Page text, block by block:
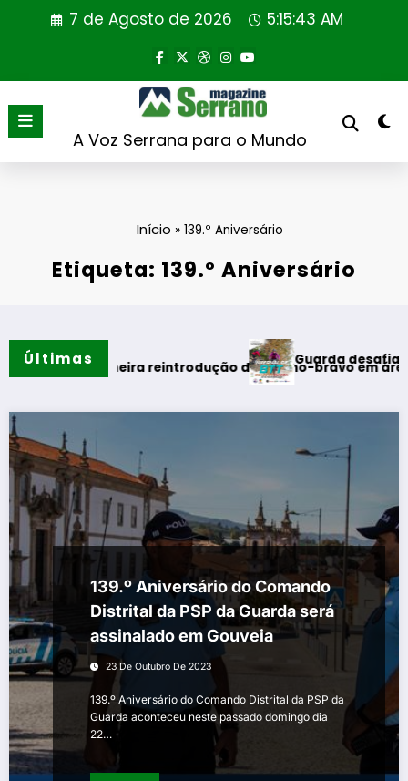
7 de Agosto de 2026 5:15:43 AM
A Voz Serrana para o Mundo
Início »139.º Aniversário
Etiqueta: 139.º Aniversário
Últimas
primeira reintrodução de coelho-bravo em área rewilding
Guarda desafia amantes
139.º Aniversário do Comando
Distrital da PSP da Guarda será
assinalado em Gouveia
23 De Outubro De 2023
139.º Aniversário do Comando Distrital da PSP da
Guarda aconteceu neste passado domingo dia
22…